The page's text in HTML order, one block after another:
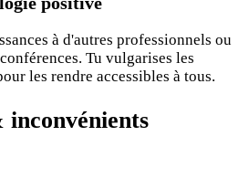
à d'autres professionnels ou
Tu vulgarises les
les rendre accessibles à tous.
inconvénients